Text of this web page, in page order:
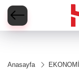
Anasayfa EKONOMİ